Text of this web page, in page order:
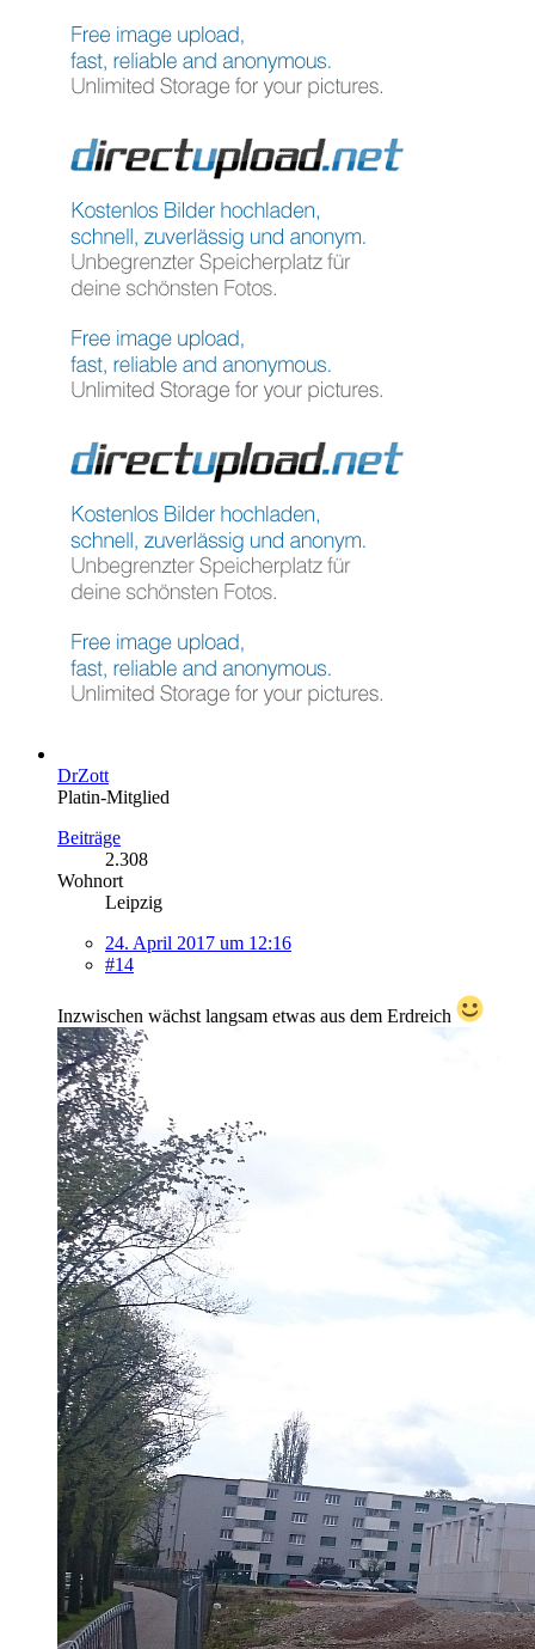
DrZott
Platin-Mitglied
Beiträge
2.308
Wohnort
Leipzig
24. April 2017 um 12:16
#14
Inzwischen wächst langsam etwas aus dem Erdreich